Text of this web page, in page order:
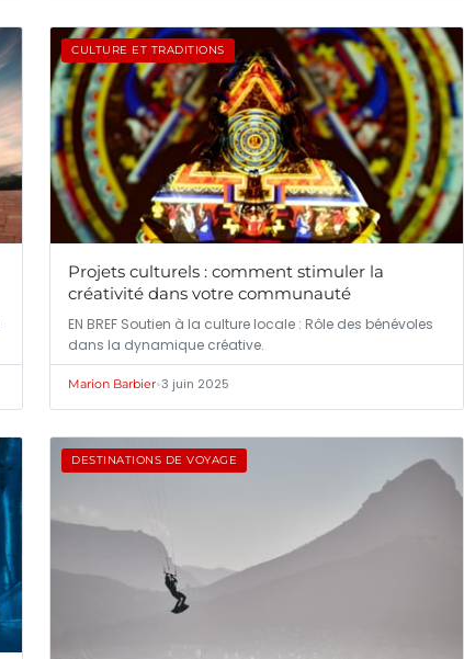
CULTURE ET TRADITIONS
Projets culturels : comment stimuler la
créativité dans votre communauté
EN BREF Soutien à la culture locale : Rôle des bénévoles
dans la dynamique créative.
Marion Barbier•3 juin 2025
DESTINATIONS DE VOYAGE